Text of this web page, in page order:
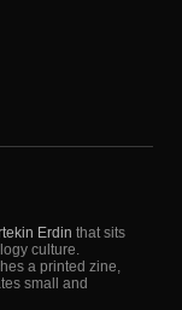
Erdin that sits
culture.
a printed zine,
small and